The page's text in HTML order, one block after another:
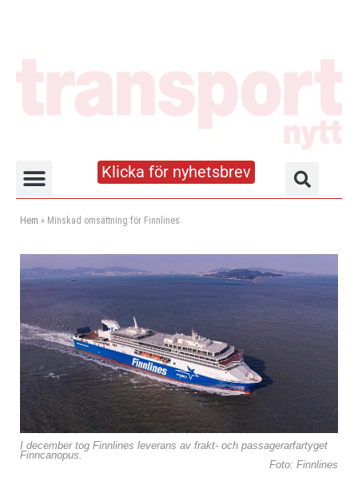
Klicka för nyhetsbrev
Hem » Minskad omsättning för Finnlines
I december tog Finnlines leverans av frakt- och passagerarfartyget
Finncanopus.
Foto: Finnlines